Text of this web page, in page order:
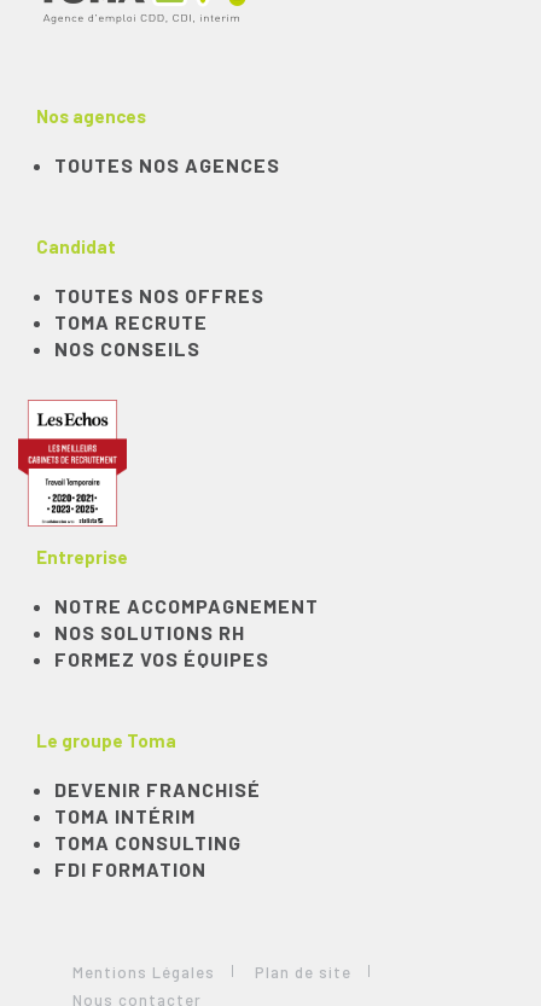
Nos agences
TOUTES NOS AGENCES
Candidat
TOUTES NOS OFFRES
TOMA RECRUTE
NOS CONSEILS
Entreprise
NOTRE ACCOMPAGNEMENT
NOS SOLUTIONS RH
FORMEZ VOS ÉQUIPES
Le groupe Toma
DEVENIR FRANCHISÉ
TOMA INTÉRIM
TOMA CONSULTING
FDI FORMATION
Mentions Légales
Plan de site
Nous contacter